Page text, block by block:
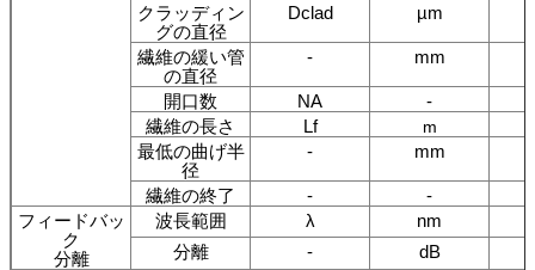
クラッディン
グの直径
Dclad µm
繊維の緩い管
の直径
- mm
開口数 NA
-
繊維の長さ
Lf m
最低の曲げ半
径
- mm
繊維の終了 -
-
フィードバッ
ク
分離
波長範囲 λ
nm
分離
- dB